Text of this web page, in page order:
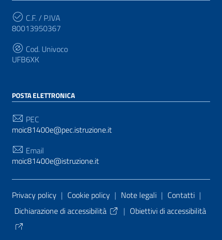
C.F. / P.IVA
80013950367
Cod. Univoco
UFB6XK
POSTA ELETTRONICA
PEC
moic81400e@pec.istruzione.it
Email
moic81400e@istruzione.it
Sezione Link Utili
Privacy policy | Cookie policy | Note legali | Contatti |
Dichiarazione di accessibilità
| Obiettivi di accessibilità